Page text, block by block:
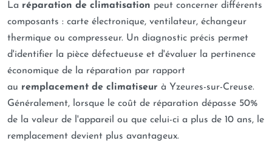
La réparation de climatisation peut concerner différents
composants : carte électronique, ventilateur, échangeur
thermique ou compresseur. Un diagnostic précis permet
d'identifier la pièce défectueuse et d'évaluer la pertinence
économique de la réparation par rapport
au remplacement de climatiseur à Yzeures-sur-Creuse.
Généralement, lorsque le coût de réparation dépasse 50%
de la valeur de l'appareil ou que celui-ci a plus de 10 ans, le
remplacement devient plus avantageux.